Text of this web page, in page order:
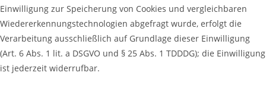
Einwilligung zur Speicherung von Cookies und vergleichbaren
Wiedererkennungstechnologien abgefragt wurde, erfolgt die
Verarbeitung ausschließlich auf Grundlage dieser Einwilligung
(Art. 6 Abs. 1 lit. a DSGVO und § 25 Abs. 1 TDDDG); die Einwilligung
ist jederzeit widerrufbar.